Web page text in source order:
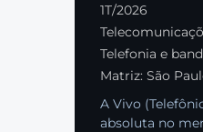
1T/2026
Telefonia e
Matriz: São
A Vivo
absoluta no